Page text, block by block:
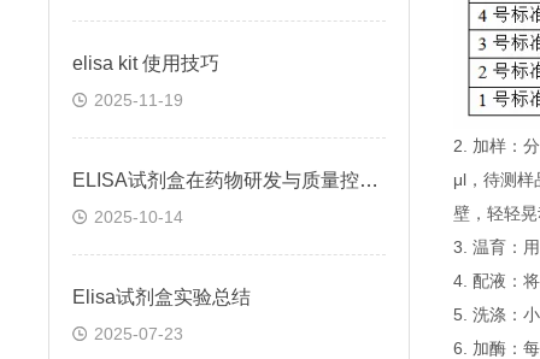
elisa kit 使用技巧
2025-11-19
ELISA试剂盒在药物研发与质量控制中的应用实践
2025-10-14
Elisa试剂盒实验总结
2025-07-23
2. 加样：
μl，待测样
壁，轻轻
3. 温育：
4. 配液：
5. 洗涤：
6. 加酶：